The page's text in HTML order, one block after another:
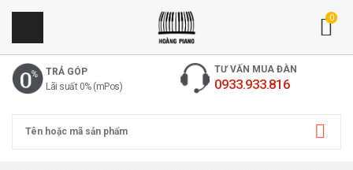
0
TRẢ GÓP
Lãi suất 0% (mPos)
TƯ VẤN MUA ĐÀN
0933.933.816